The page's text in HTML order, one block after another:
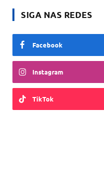
SIGA NAS REDES
Facebook
Instagram
TikTok